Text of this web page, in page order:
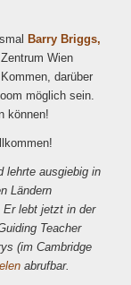
Barry Briggs,
Wien
darüber
möglich sein.
können!
lehrte ausgiebig in
Ländern
Er lebt jetzt in der
Teacher
(im Cambridge
abrufbar.